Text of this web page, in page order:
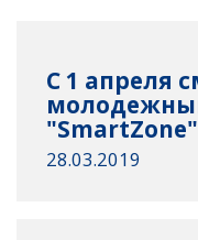
С 1 апреля
"SmartZone"
28.03.2019